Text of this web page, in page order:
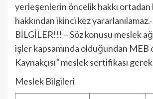
yerleşenlerin öncelik hakkı ortadan
hakkından ikinci kez
BİLGİLER!!! – Söz konusu meslek
işler kapsamında olduğundan MEB
Kaynakçısı” meslek sertifikası
Meslek Bilgileri